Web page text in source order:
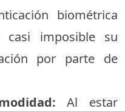
biométrica
imposible su
por parte de
Al estar